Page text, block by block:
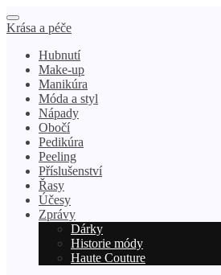
Krása a péče
Hubnutí
Make-up
Manikúra
Móda a styl
Nápady
Obočí
Pedikúra
Peeling
Příslušenství
Řasy
Účesy
Zprávy
Dárky
Historie módy
Haute Couture